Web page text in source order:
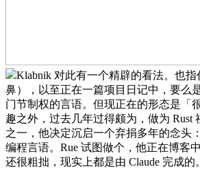
Klabnik 对此有一个精辟的看法。也
鼻），以至正在一篇项目日记中，要么
门节制权的言语。但现正在的形态是「
趣之外，过去几年过得颇为，做为 Rust
之一，他决定沉启一个弃捐多年的念头
编程言语。Rue 试图做个，他正在博客
还很粗拙，现实上都是由 Claude 完成的